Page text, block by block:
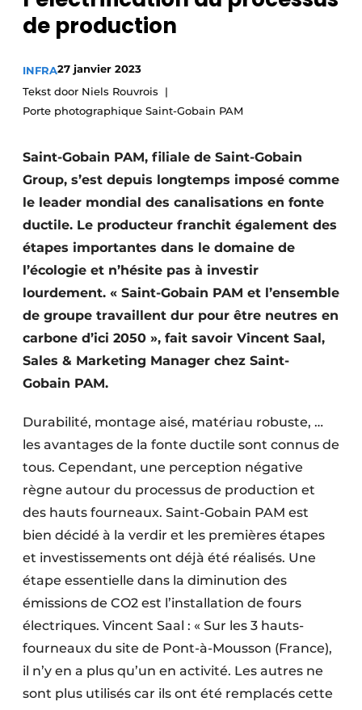
Termes et conditions
Contrôle d’accès
Éclairage
Fondations
Façades
Infrastructures souterraines et égouttage
Protection solaire
Rénovation
Sécurité incendie
Software
Travaux ferroviaires
de production
INFRA27 janvier 2023
Tekst door Niels Rouvrois
Porte photographique Saint-Gobain PAM
Saint-Gobain PAM, filiale de Saint-Gobain
Group, s’est depuis longtemps imposé comme
le leader mondial des canalisations en fonte
ductile. Le producteur franchit également des
étapes importantes dans le domaine de
l’écologie et n’hésite pas à investir
lourdement. « Saint-Gobain PAM et l’ensemble
de groupe travaillent dur pour être neutres en
carbone d’ici 2050 », fait savoir Vincent Saal,
Sales & Marketing Manager chez Saint-
Gobain PAM.
Durabilité, montage aisé, matériau robuste, …
les avantages de la fonte ductile sont connus de
tous. Cependant, une perception négative
règne autour du processus de production et
des hauts fourneaux. Saint-Gobain PAM est
bien décidé à la verdir et les premières étapes
et investissements ont déjà été réalisés. Une
étape essentielle dans la diminution des
émissions de CO2 est l’installation de fours
électriques. Vincent Saal : « Sur les 3 hauts-
fourneaux du site de Pont-à-Mousson (France),
il n’y en a plus qu’un en activité. Les autres ne
sont plus utilisés car ils ont été remplacés cette